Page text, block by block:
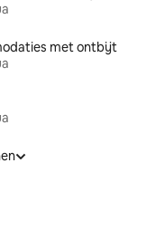
met ontbijt